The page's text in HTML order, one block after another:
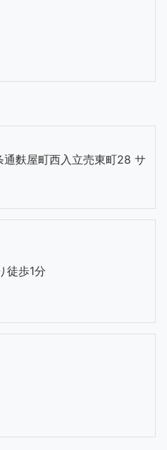
麩屋町西入立売東町28 サ
徒歩1分